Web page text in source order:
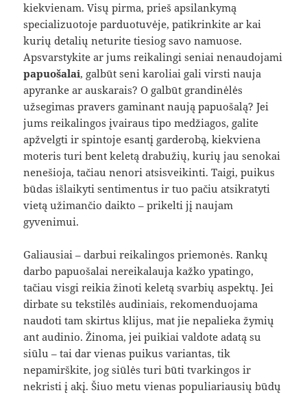
kiekvienam. Visų pirma, prieš apsilankymą
specializuotoje parduotuvėje, patikrinkite ar kai
kurių detalių neturite tiesiog savo namuose.
Apsvarstykite ar jums reikalingi seniai nenaudojami
papuošalai, galbūt seni karoliai gali virsti nauja
apyranke ar auskarais? O galbūt grandinėlės
užsegimas pravers gaminant naują papuošalą? Jei
jums reikalingos įvairaus tipo medžiagos, galite
apžvelgti ir spintoje esantį garderobą, kiekviena
moteris turi bent keletą drabužių, kurių jau senokai
nenešioja, tačiau nenori atsisveikinti. Taigi, puikus
būdas išlaikyti sentimentus ir tuo pačiu atsikratyti
vietą užimančio daikto – prikelti jį naujam
gyvenimui.
Galiausiai – darbui reikalingos priemonės. Rankų
darbo papuošalai nereikalauja kažko ypatingo,
tačiau visgi reikia žinoti keletą svarbių aspektų. Jei
dirbate su tekstilės audiniais, rekomenduojama
naudoti tam skirtus klijus, mat jie nepalieka žymių
ant audinio. Žinoma, jei puikiai valdote adatą su
siūlu – tai dar vienas puikus variantas, tik
nepamirškite, jog siūlės turi būti tvarkingos ir
nekristi į akį. Šiuo metu vienas populiariausių būdų